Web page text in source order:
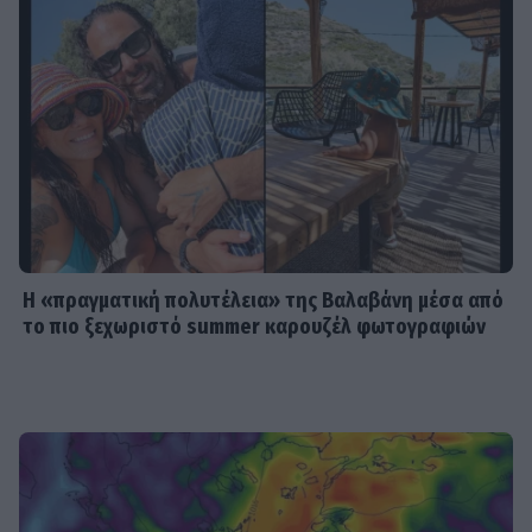
Έλλη Κασόλη: «Έχω τη φιλοσοφία
του «στρατιώτη»
MEDIA
Για Σένα: Γνωρίστε την οικογένεια
Ηλιάδη – Εκεί όπου οι πιο δυνατοί
δεσμοί δοκιμάζονται περισσότερο
φωτό και το τρυφερό μήνυμα
Η «πραγματική πολυτέλεια» της Βαλαβάνη μέσα από
το πιο ξεχωριστό summer καρουζέλ φωτογραφιών